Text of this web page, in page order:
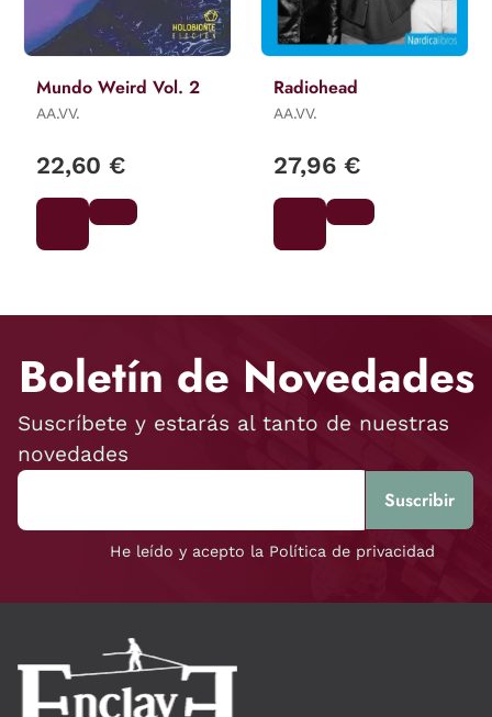
Mundo Weird Vol. 2
AA.VV.
22,60 €
Radiohead
AA.VV.
27,96 €
Boletín de Novedades
Suscríbete y estarás al tanto de nuestras
novedades
He leído y acepto la Política de privacidad